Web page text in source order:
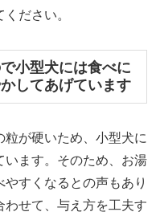
ださい。
小型犬には食べに
してあげています
が硬いため、小型犬に
います。そのため、お湯
すくなるとの声もあり
わせて、与え方を工夫す